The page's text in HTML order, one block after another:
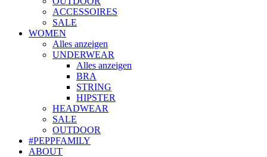
ACCESSOIRES
SALE
WOMEN
Alles anzeigen
UNDERWEAR
Alles anzeigen
BRA
STRING
HIPSTER
HEADWEAR
SALE
OUTDOOR
#PEPPFAMILY
ABOUT